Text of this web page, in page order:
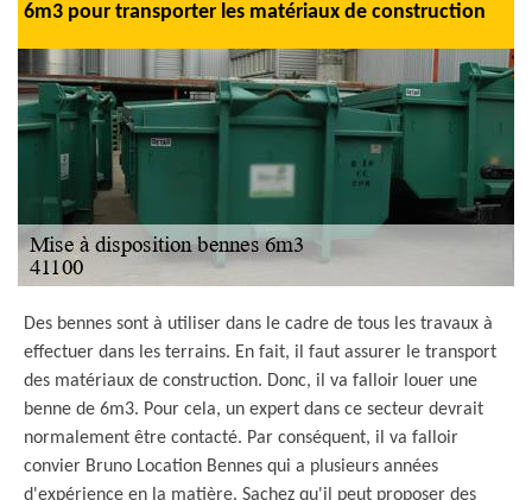
6m3 pour transporter les matériaux de construction
Des bennes sont à utiliser dans le cadre de tous les travaux à
effectuer dans les terrains. En fait, il faut assurer le transport
des matériaux de construction. Donc, il va falloir louer une
benne de 6m3. Pour cela, un expert dans ce secteur devrait
normalement être contacté. Par conséquent, il va falloir
convier Bruno Location Bennes qui a plusieurs années
d'expérience en la matière. Sachez qu'il peut proposer des